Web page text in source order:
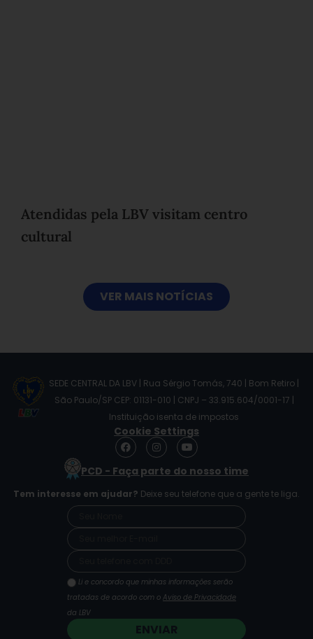
Atendidas pela LBV visitam centro
cultural
VER MAIS NOTÍCIAS
SEDE CENTRAL DA LBV | Rua Sérgio Tomás, 740 | Bom Retiro |
São Paulo/SP CEP: 01131-010 | CNPJ – 33.915.604/0001-17 |
Instituição isenta de impostos
Cookie Settings
F
a
e
o
o
I
n
s
t
g
r
m
Y
o
t
b
e
PCD - Faça parte do nosso time
Tem interesse em ajudar? Deixe seu telefone que a gente te liga.
Li e concordo que minhas informações serão
tratadas de acordo com o Aviso de Privacidade
da LBV
ENVIAR